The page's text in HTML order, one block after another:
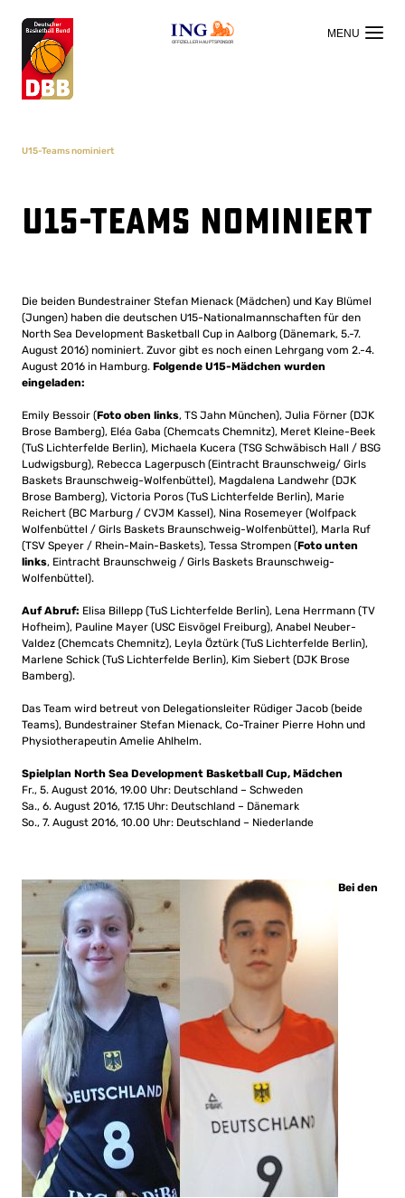
OFFIZIELLER HAUPTSPONSOR
U15-Teams nominiert
U15-Teams nominiert
Die beiden Bundestrainer Stefan Mienack (Mädchen) und Kay Blümel
(Jungen) haben die deutschen U15-Nationalmannschaften für den
North Sea Development Basketball Cup in Aalborg (Dänemark, 5.-7.
August 2016) nominiert. Zuvor gibt es noch einen Lehrgang vom 2.-4.
August 2016 in Hamburg. Folgende U15-Mädchen wurden
eingeladen:
Emily Bessoir (Foto oben links, TS Jahn München), Julia Förner (DJK
Brose Bamberg), Eléa Gaba (Chemcats Chemnitz), Meret Kleine-Beek
(TuS Lichterfelde Berlin), Michaela Kucera (TSG Schwäbisch Hall / BSG
Ludwigsburg), Rebecca Lagerpusch (Eintracht Braunschweig/ Girls
Baskets Braunschweig-Wolfenbüttel), Magdalena Landwehr (DJK
Brose Bamberg), Victoria Poros (TuS Lichterfelde Berlin), Marie
Reichert (BC Marburg / CVJM Kassel), Nina Rosemeyer (Wolfpack
Wolfenbüttel / Girls Baskets Braunschweig-Wolfenbüttel), Marla Ruf
(TSV Speyer / Rhein-Main-Baskets), Tessa Strompen (Foto unten
links, Eintracht Braunschweig / Girls Baskets Braunschweig-
Wolfenbüttel).
Auf Abruf: Elisa Billepp (TuS Lichterfelde Berlin), Lena Herrmann (TV
Hofheim), Pauline Mayer (USC Eisvögel Freiburg), Anabel Neuber-
Valdez (Chemcats Chemnitz), Leyla Öztürk (TuS Lichterfelde Berlin),
Marlene Schick (TuS Lichterfelde Berlin), Kim Siebert (DJK Brose
Bamberg).
Das Team wird betreut von Delegationsleiter Rüdiger Jacob (beide
Teams), Bundestrainer Stefan Mienack, Co-Trainer Pierre Hohn und
Physiotherapeutin Amelie Ahlhelm.
Spielplan North Sea Development Basketball Cup, Mädchen
Fr., 5. August 2016, 19.00 Uhr: Deutschland – Schweden
Sa., 6. August 2016, 17.15 Uhr: Deutschland – Dänemark
So., 7. August 2016, 10.00 Uhr: Deutschland – Niederlande
Bei den